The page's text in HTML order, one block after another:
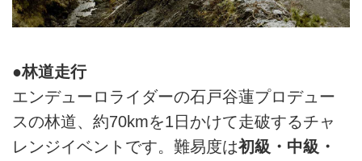
●林道走行
エンデューロライダーの石戸谷蓮プロデュー
スの林道、約70kmを1日かけて走破するチャ
レンジイベントです。難易度は初級・中級・